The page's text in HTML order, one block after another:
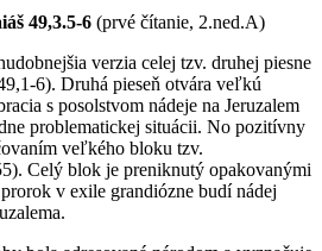
49,3.5-6 (prvé čítanie, 2.ned.A)
verzia celej tzv. druhej piesne
6). Druhá pieseň otvára veľkú
s posolstvom nádeje na Jeruzalem
problematickej situácii. No pozitívny
veľkého bloku tzv.
Celý blok je preniknutý opakovanými
v exile grandiózne budí nádej